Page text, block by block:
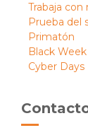
Trabaja con
Prueba del
Primatón
Black Week
Cyber Days